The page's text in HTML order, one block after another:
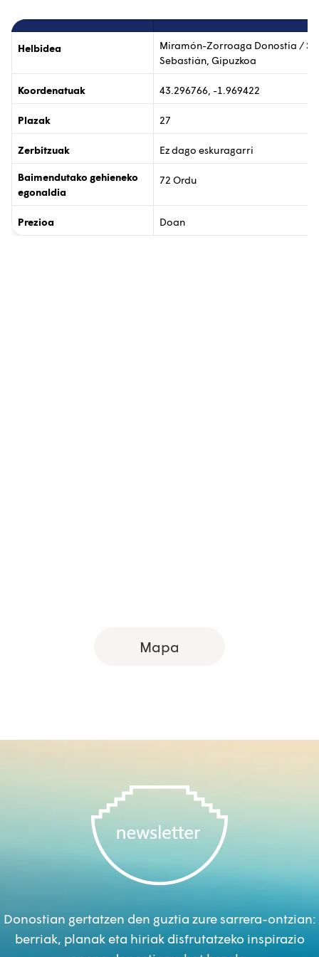
Helbidea
Miramón-Zorroaga Donostia /
Sebastián, Gipuzkoa
Koordenatuak 43.296766, -1.969422
Plazak 27
Zerbitzuak Ez dago eskuragarri
Baimendutako gehieneko
egonaldia
72 Ordu
Prezioa Doan
Mapa
Donostian gertatzen den guztia zure sarrera-ontzian:
berriak, planak eta hiriak disfrutatzeko inspirazio